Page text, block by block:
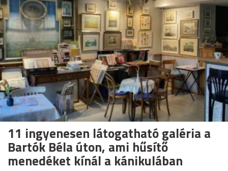
11 ingyenesen látogatható galéria a
Bartók Béla úton, ami hűsítő
menedéket kínál a kánikulában